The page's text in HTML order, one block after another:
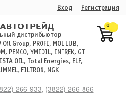
Вход Регистрация
дистрибьютор
Group, PROFI, MOL LUB,
PEMCO, YMIOIL, INTREK, GT
OIL, Total Energies, ELF,
FILTRON, NGK
0
266-933, (3822) 266-866